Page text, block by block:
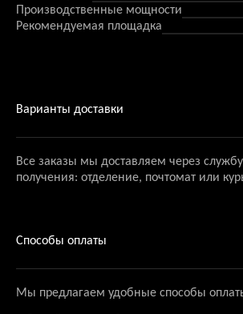
Производственные мощности
Рекомендуемая площадка
Варианты доставки
Все заказы мы доставляем через службу
получения: отделение, почтомат или
Способы оплаты
Мы предлагаем удобные способы